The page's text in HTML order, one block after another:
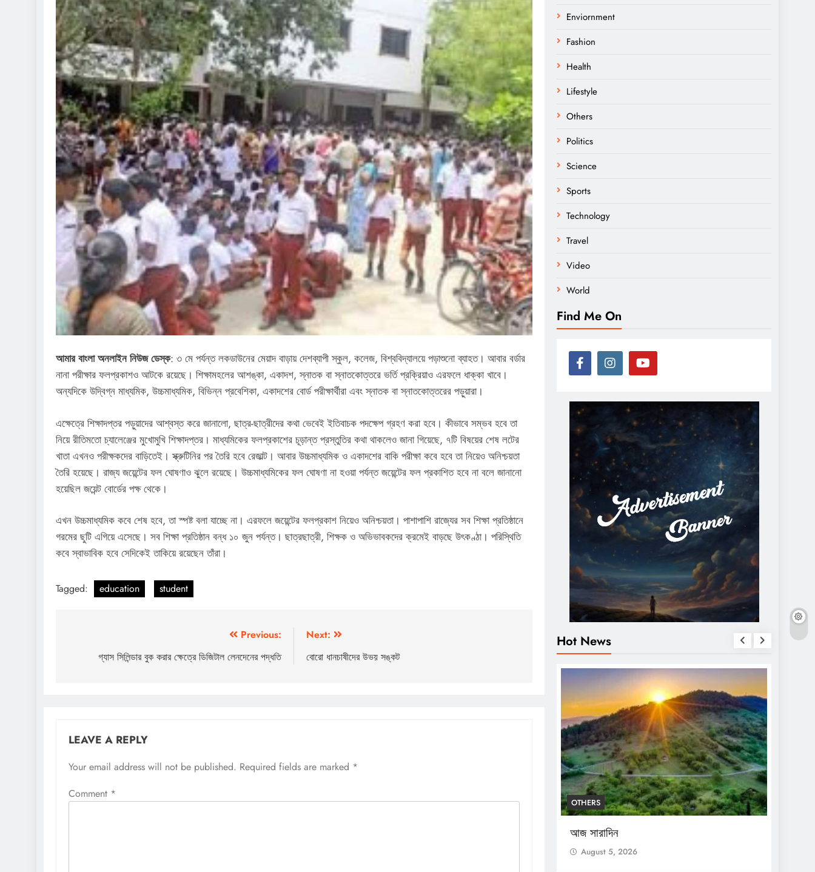
আমার বাংলা অনলাইন নিউজ ডেস্ক: ৩ মে পর্যন্ত লকডাউনের মেয়াদ বাড়ায় দেশব্যাপী স্কুল, কলেজ, বিশ্ববিদ্যালয়ে পড়াশুনো ব্যাহত। আবার বর্ডার
নানা পরীক্ষার ফলপ্রকাশও আটকে রয়েছে। শিক্ষামহলের আশঙ্কা, একাদশ, স্নাতক বা স্নাতকোত্তরে ভর্তি প্রক্রিয়াও এরফলে ধাক্কা খাবে।
অন্যদিকে উদ্বিগ্ন মাধ্যমিক, উচ্চমাধ্যমিক, বিভিন্ন প্রবেশিকা, একাদশের বোর্ড পরীক্ষার্থীরা এবং স্নাতক বা স্নাতকোত্তরের পড়ুয়ারা।
এক্ষেত্রে শিক্ষাদপ্তর পড়ুয়াদের আশ্বস্ত করে জানালো, ছাত্র-ছাত্রীদের কথা ভেবেই ইতিবাচক পদক্ষেপ গ্রহণ করা হবে। কীভাবে সম্ভব হবে তা
নিয়ে রীতিমতো চ্যালেঞ্জের মুখোমুখি শিক্ষাদপ্তর। মাধ্যমিকের ফলপ্রকাশের চূড়ান্ত প্রস্তুতির কথা থাকলেও জানা গিয়েছে, ৭টি বিষয়ের শেষ লটের
খাতা এখনও পরীক্ষকদের বাড়িতেই। স্ক্রুটিনির পর তৈরি হবে রেজাল্ট। আবার উচ্চমাধ্যমিক ও একাদশের বাকি পরীক্ষা কবে হবে তা নিয়েও অনিশ্চয়তা
তৈরি হয়েছে। রাজ্য জয়েন্টের ফল ঘোষণাও ঝুলে রয়েছে। উচ্চমাধ্যমিকের ফল ঘোষণা না হওয়া পর্যন্ত জয়েন্টের ফল প্রকাশিত হবে না বলে জানানো
হয়েছিল জয়েন্ট বোর্ডের পক্ষ থেকে।
এখন উচ্চমাধ্যমিক কবে শেষ হবে, তা স্পষ্ট বলা যাচ্ছে না। এরফলে জয়েন্টের ফলপ্রকাশ নিয়েও অনিশ্চয়তা। পাশাপাশি রাজ্যের সব শিক্ষা প্রতিষ্ঠানে
গরমের ছুটি এগিয়ে এসেছে। সব শিক্ষা প্রতিষ্ঠান বন্ধ ১০ জুন পর্যন্ত। ছাত্রছাত্রী, শিক্ষক ও অভিভাবকদের ক্রমেই বাড়ছে উৎকণ্ঠা। পরিস্থিতি
কবে স্বাভাবিক হবে সেদিকেই তাকিয়ে রয়েছেন তাঁরা।
Tagged: education student
navigation
Previous:
গ্যাস সিলিন্ডার বুক করার ক্ষেত্রে ডিজিটাল লেনদেনের পদ্ধতি
Next:
বোরো ধানচাষীদের উভয় সঙ্কট
LEAVE A REPLY
Your email address will not be published. Required fields are marked *
Comment *
Enviornment
Fashion
Health
Lifestyle
Others
Politics
Science
Sports
Technology
Travel
Video
World
Find Me On
Hot News
OTHERS
আজ সারাদিন
August 5, 2026